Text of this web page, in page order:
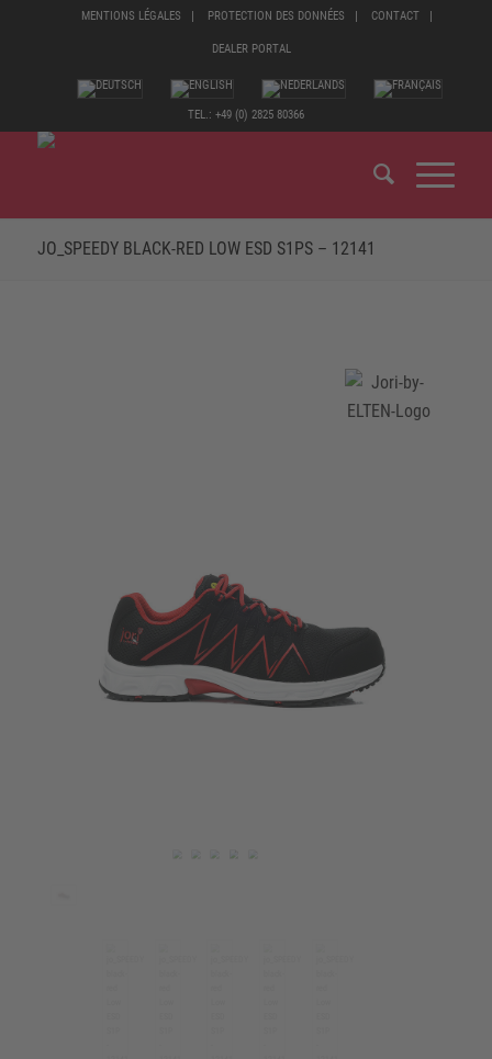
MENTIONS LÉGALES PROTECTION DES DONNÉES CONTACT
DEALER PORTAL
TEL.: +49 (0) 2825 80366
JO_SPEEDY BLACK-RED LOW ESD S1PS – 12141